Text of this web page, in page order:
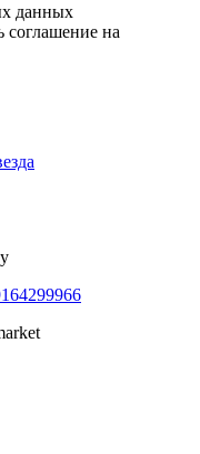
данных
на